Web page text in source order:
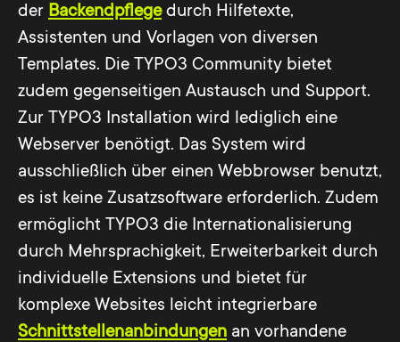
der Backendpflegedurch Hilfetexte,
Assistenten und Vorlagen von diversen
Templates. Die TYPO3 Community bietet
zudem gegenseitigen Austausch und Support.
Zur TYPO3 Installation wird lediglich eine
Webserver benötigt. Das System wird
ausschließlich über einen Webbrowser benutzt,
es ist keine Zusatzsoftware erforderlich. Zudem
ermöglicht TYPO3 die Internationalisierung
durch Mehrsprachigkeit, Erweiterbarkeit durch
individuelle Extensions und bietet für
komplexe Websites leicht integrierbare
Schnittstellenanbindungen an vorhandene